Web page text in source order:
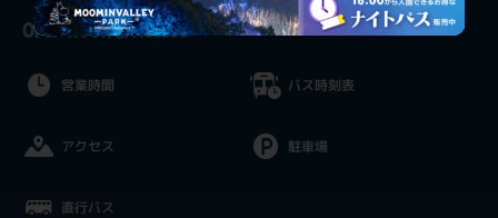
OPEN HOUR & ACCESS
営業時間
アクセス
直行バス
バス時刻表
駐車場